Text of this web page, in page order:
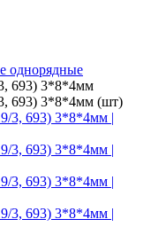
однорядные
693) 3*8*4мм
693) 3*8*4мм (шт)